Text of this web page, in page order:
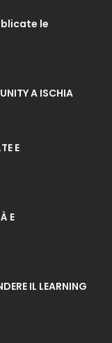
le
A ISCHIA
E
E
IL LEARNING